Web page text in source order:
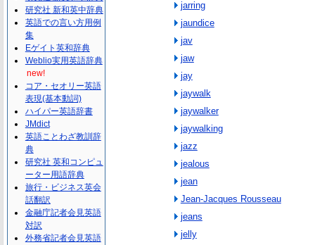
jarring
jaundice
jav
jaw
jay
jaywalk
jaywalker
jaywalking
jazz
jealous
jean
Jean-Jacques Rousseau
jeans
jelly
研究社 新和英中辞典
英語での言い方用例
集
Eゲイト英和辞典
Weblio実用英語辞典
new!
コア・セオリー英語
表現(基本動詞)
ハイパー英語辞書
JMdict
英語ことわざ教訓辞
典
研究社 英和コンピュ
ーター用語辞典
旅行・ビジネス英会
話翻訳
金融庁記者会見英語
対訳
外務省記者会見英語